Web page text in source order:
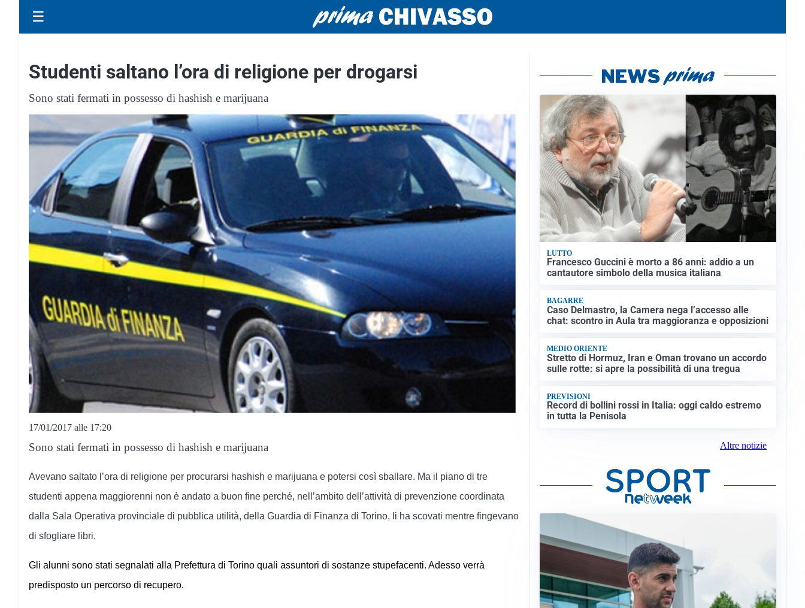
☰
Studenti saltano l’ora di religione per drogarsi
Sono stati fermati in possesso di hashish e marijuana
17/01/2017 alle 17:20
Sono stati fermati in possesso di hashish e marijuana
Avevano saltato l’ora di religione per procurarsi hashish e marijuana e potersi così sballare. Ma il piano di tre
studenti appena maggiorenni non è andato a buon fine perché, nell’ambito dell’attività di prevenzione coordinata
dalla Sala Operativa provinciale di pubblica utilità, della Guardia di Finanza di Torino, li ha scovati mentre fingevano
di sfogliare libri.
Gli alunni sono stati segnalati alla Prefettura di Torino quali assuntori di sostanze stupefacenti. Adesso verrà
predisposto un percorso di recupero.
LUTTO
Francesco Guccini è morto a 86 anni: addio a un
cantautore simbolo della musica italiana
BAGARRE
Caso Delmastro, la Camera nega l’accesso alle
chat: scontro in Aula tra maggioranza e opposizioni
MEDIO ORIENTE
Stretto di Hormuz, Iran e Oman trovano un accordo
sulle rotte: si apre la possibilità di una tregua
PREVISIONI
Record di bollini rossi in Italia: oggi caldo estremo
in tutta la Penisola
Altre notizie